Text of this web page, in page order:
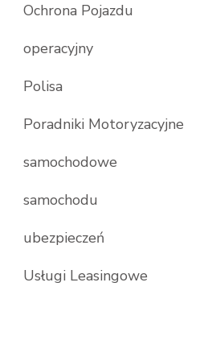
Ochrona Pojazdu
operacyjny
Polisa
Poradniki Motoryzacyjne
samochodowe
samochodu
ubezpieczeń
Usługi Leasingowe